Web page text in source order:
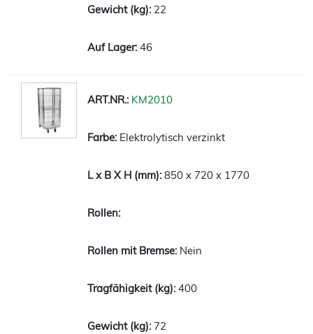
22
46
KM2010
Elektrolytisch verzinkt
850 x 720 x 1770
Nein
400
72